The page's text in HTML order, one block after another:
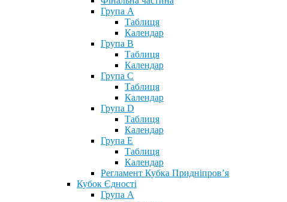
Група А
Таблиця
Календар
Група В
Таблиця
Календар
Група С
Таблиця
Календар
Група D
Таблиця
Календар
Група Е
Таблиця
Календар
Регламент Кубка Придніпров’я
Кубок Єдності
Група А